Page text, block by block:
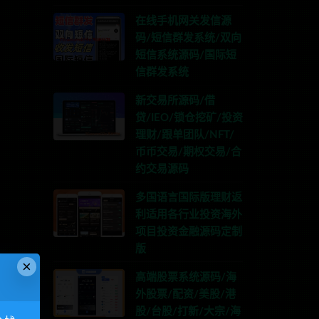
在线手机网关发信源
码/短信群发系统/双向
短信系统源码/国际短
信群发系统
新交易所源码/借
贷/IEO/锁仓挖矿/投资
理财/跟单团队/NFT/
币币交易/期权交易/合
约交易源码
多国语言国际版理财返
利适用各行业投资海外
项目投资金融源码定制
版
高端股票系统源码/海
外股票/配资/美股/港
股/台股/打新/大宗/海
×